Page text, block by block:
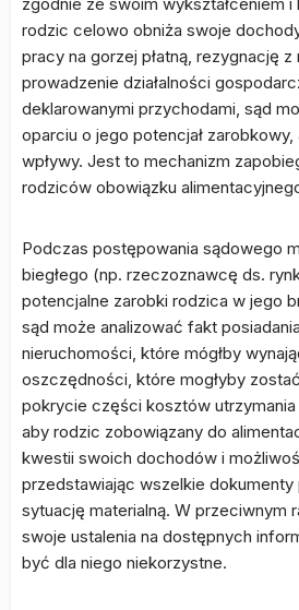
rodzic celowo obniża swoje
pracy na gorzej płatną, rezygnację
prowadzenie działalności
deklarowanymi przychodami, sąd
oparciu o jego potencjał
wpływy. Jest to mechanizm
rodziców obowiązku
Podczas postępowania sądowego
biegłego (np. rzeczoznawcę ds.
potencjalne zarobki rodzica w jego
sąd może analizować fakt
nieruchomości, które mógłby
oszczędności, które mogłyby
pokrycie części kosztów utrzymania
aby rodzic zobowiązany do
kwestii swoich dochodów i
przedstawiając wszelkie
sytuację materialną. W przeciwnym
swoje ustalenia na dostępnych
być dla niego niekorzystne.